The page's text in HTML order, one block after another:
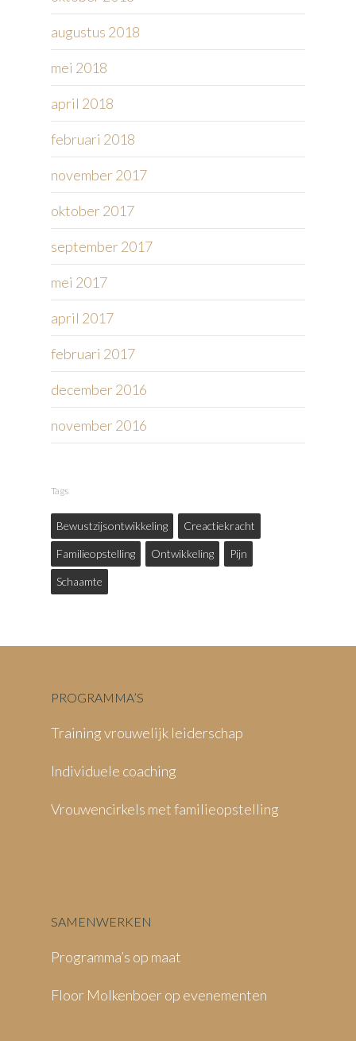
augustus 2018
mei 2018
april 2018
februari 2018
november 2017
oktober 2017
september 2017
mei 2017
april 2017
februari 2017
december 2016
november 2016
Tags
Bewustzijsontwikkeling Creactiekracht
Familieopstelling Ontwikkeling Pijn
Schaamte
PROGRAMMA’S
Training vrouwelijk leiderschap
Individuele coaching
Vrouwencirkels met familieopstelling
SAMENWERKEN
Programma’s op maat
Floor Molkenboer op evenementen